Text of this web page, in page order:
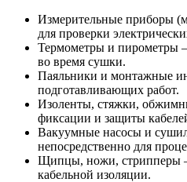
Измерительные приборы
для проверки
Термометры и пирометры
во время сушки.
Паяльники и монтажные
подготавливающих работ.
Изоленты, стяжки,
фиксации и защиты
Вакуумные насосы и
непосредственно для
Щипцы, ножи, стрипперы
кабельной изоляции.